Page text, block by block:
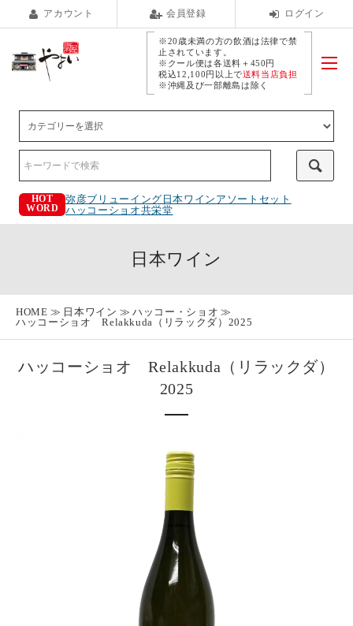
アカウント 会員登録 ログイン
※20歳未満の方の飲酒は法律で禁
止されています。
※クール便は各送料＋450円
税込12,100円以上で送料当店負担
※沖縄及び一部離島は除く
HOT
WORD
弥彦ブリューイング 日本ワインアソートセット
ハッコーショオ共栄堂
日本ワイン
HOME 日本ワイン
ハッコー・ショオ
ハッコーショオ Relakkuda（リラックダ）2025
ハッコーショオ Relakkuda（リラックダ）
2025